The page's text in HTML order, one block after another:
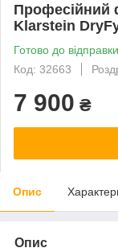
Професійний
Klarstein
Готово до
Код: 32663
7 900 ₴
Опис
Опис